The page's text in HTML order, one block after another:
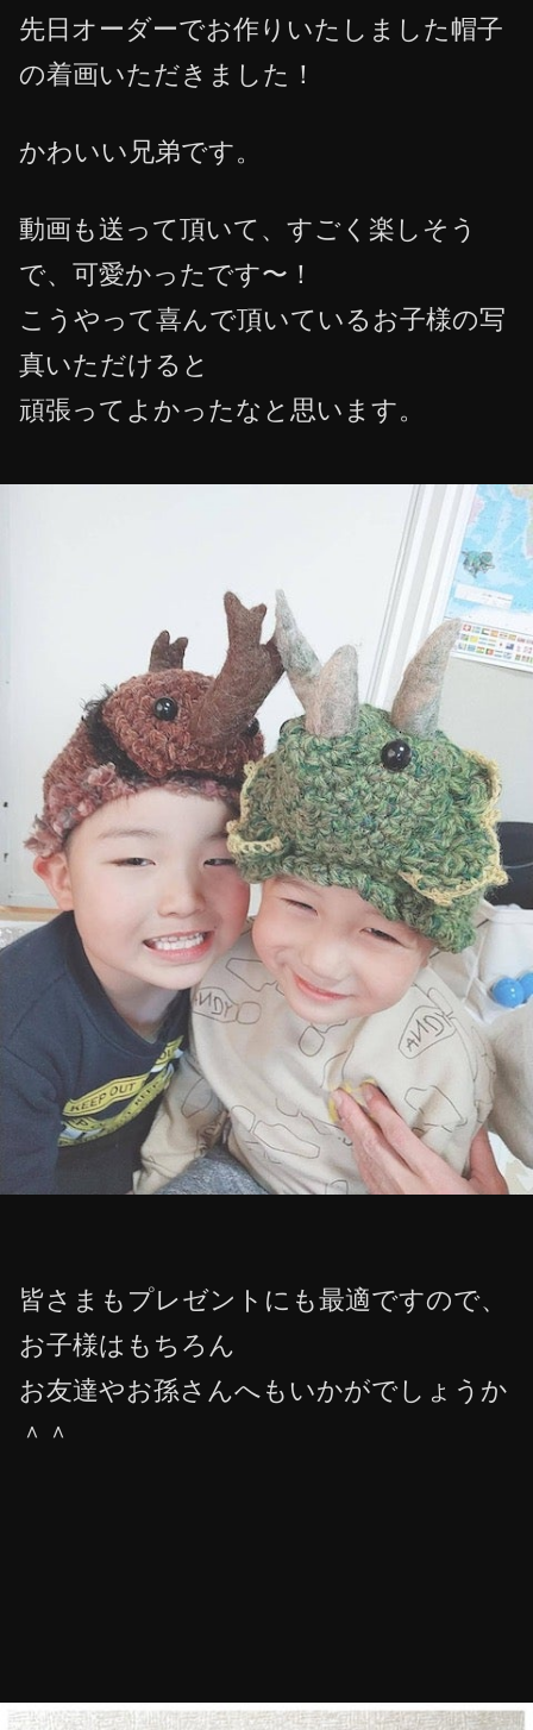
先日オーダーでお作りいたしました帽子
の着画いただきました！
かわいい兄弟です。
動画も送って頂いて、すごく楽しそう
で、可愛かったです〜！
こうやって喜んで頂いているお子様の写
真いただけると
頑張ってよかったなと思います。
皆さまもプレゼントにも最適ですので、
お子様はもちろん
お友達やお孫さんへもいかがでしょうか
＾＾